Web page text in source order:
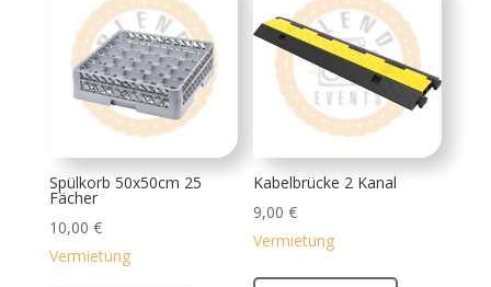
Spülkorb 50x50cm 25
Fächer
10,00 €
Vermietung
Kabelbrücke 2 Kanal
9,00€
Vermietung